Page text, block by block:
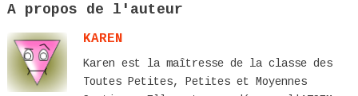
A propos de l'auteur
KAREN
Karen est la maîtresse de la classe des
Toutes Petites, Petites et Moyennes